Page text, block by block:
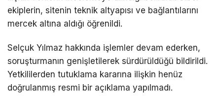
ekiplerin, sitenin teknik altyapısı ve bağlantılarını
mercek altına aldığı öğrenildi.
Selçuk Yılmaz hakkında işlemler devam ederken,
soruşturmanın genişletilerek sürdürüldüğü bildirildi.
Yetkililerden tutuklama kararına ilişkin henüz
doğrulanmış resmi bir açıklama yapılmadı.